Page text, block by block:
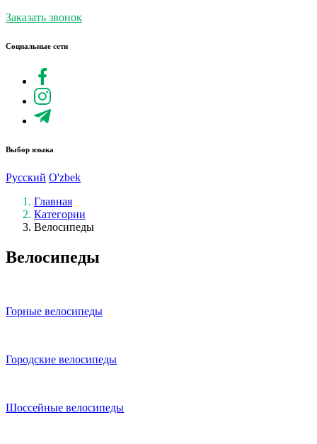
Заказать звонок
Социальные сети
Выбор языка
Русский O'zbek
Главная
Категории
Велосипеды
Велосипеды
Горные велосипеды
Городские велосипеды
Шоссейные велосипеды